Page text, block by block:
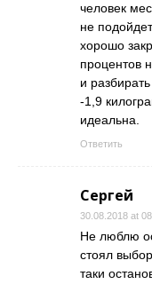
человек
не
хорошо
процентов
и
-1,9
идеальна.
Ответить
Сергей
30.08.2018 at
Не люблю
стоял
таки